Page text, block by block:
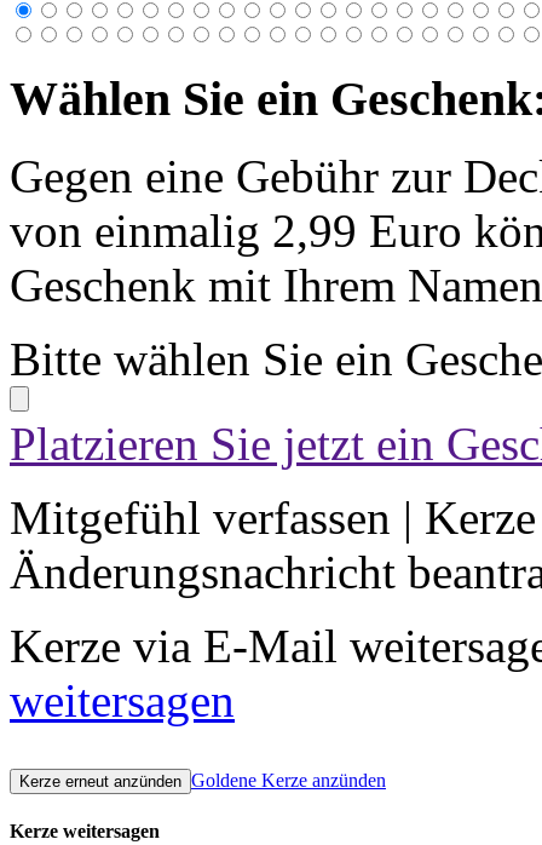
Wählen Sie ein
Gegen eine Gebühr zur
von einmalig 2,99 Euro
Geschenk mit Ihrem
Bitte wählen Sie ein
Platzieren Sie jetzt ein
Mitgefühl verfassen |
Änderungsnachricht
Kerze via E-Mail
weitersagen
Goldene Kerze anzünden
Kerze weitersagen